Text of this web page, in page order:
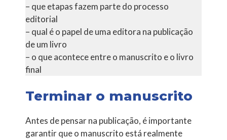
– que etapas fazem parte do processo
editorial
– qual é o papel de uma editora na publicação
de um livro
– o que acontece entre o manuscrito e o livro
final
Terminar o manuscrito
Antes de pensar na publicação, é importante
garantir que o manuscrito está realmente